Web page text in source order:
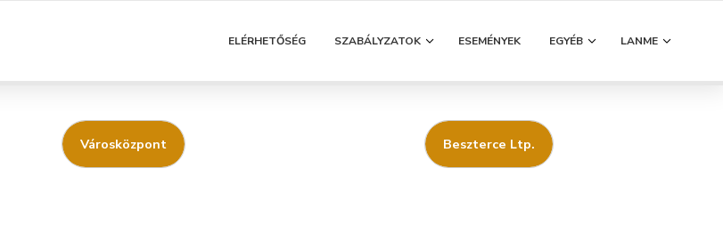
ELÉRHETŐSÉG SZABÁLYZATOK ESEMÉNYEK EGYÉB LANME
Városközpont Beszterce Ltp.